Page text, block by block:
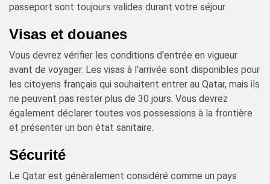
passeport sont toujours valides durant votre séjour.
Visas et douanes
Vous devrez vérifier les conditions d'entrée en vigueur
avant de voyager. Les visas à l’arrivée sont disponibles pour
les citoyens français qui souhaitent entrer au Qatar, mais ils
ne peuvent pas rester plus de 30 jours. Vous devrez
également déclarer toutes vos possessions à la frontière
et présenter un bon état sanitaire.
Sécurité
Le Qatar est généralement considéré comme un pays